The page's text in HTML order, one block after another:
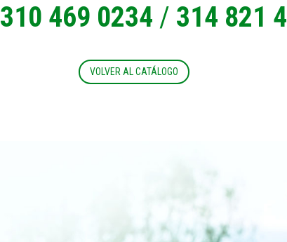
310 469 0234 / 314 821
VOLVER AL CATÁLOGO